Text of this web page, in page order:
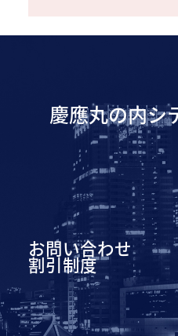
慶應丸の内シ
お問い合わせ
割引制度